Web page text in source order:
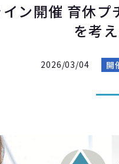
ン開催 育休プ
を考え
2026/03/04 開